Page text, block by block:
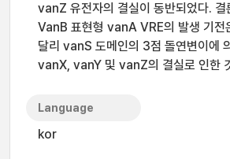
vanZ 유전자의 결실이 동반되었다. 결
VanB 표현형 vanA VRE의 발생 기전
달리 vanS 도메인의 3점 돌연변이에
vanX, vanY 및 vanZ의 결실로 인한
Language
kor